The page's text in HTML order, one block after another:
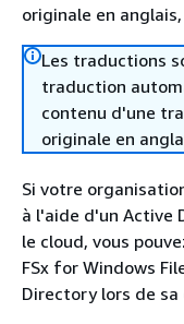
originale en
Les traductions
traduction
contenu d'une
originale en
Si votre
à l'aide d'un Active
le cloud, vous
FSx for Windows
Directory lors de sa